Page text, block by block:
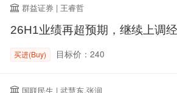
群益证券 | 王睿哲
26H1业绩再超预期，继续上调
买进(Buy) 目标价：240
国联民生 | 武慧东,张润